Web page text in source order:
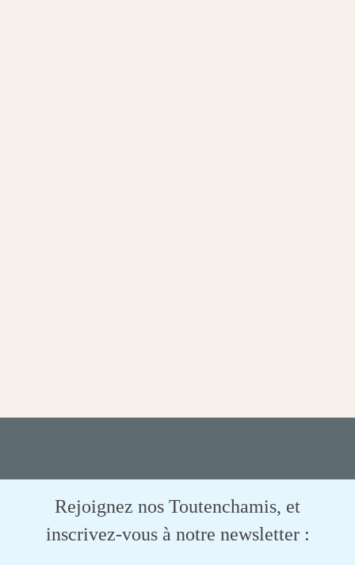
Rejoignez nos Toutenchamis, et
inscrivez-vous à notre newsletter :